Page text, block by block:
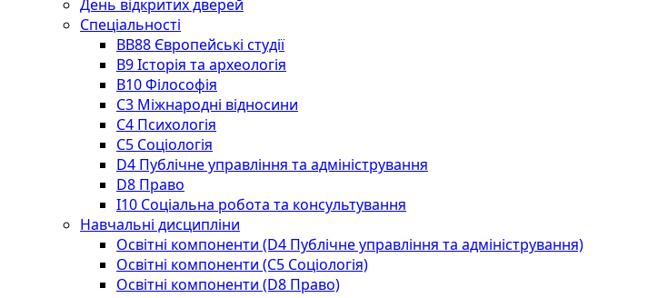
День відкритих дверей
Спеціальності
BВ88 Європейські студії
B9 Історія та археологія
B10 Філософія
C3 Міжнародні відносини
C4 Психологія
С5 Соціологія
D4 Публічне управління та адміністрування
D8 Право
I10 Соціальна робота та консультування
Навчальні дисципліни
Освітні компоненти (D4 Публічне управління та адміністрування)
Освітні компоненти (С5 Соціологія)
Освітні компоненти (D8 Право)